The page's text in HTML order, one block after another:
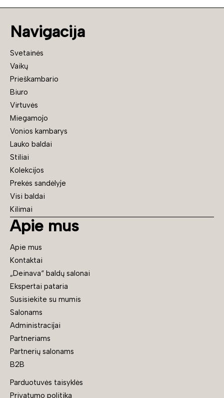
Navigacija
Svetainės
Vaikų
Prieškambario
Biuro
Virtuvės
Miegamojo
Vonios kambarys
Lauko baldai
Stiliai
Kolekcijos
Prekės sandėlyje
Visi baldai
Kilimai
Apie mus
Apie mus
Kontaktai
„Deinava“ baldų salonai
Ekspertai pataria
Susisiekite su mumis
Salonams
Administracijai
Partneriams
Partnerių salonams
B2B
Parduotuvės taisyklės
Privatumo politika